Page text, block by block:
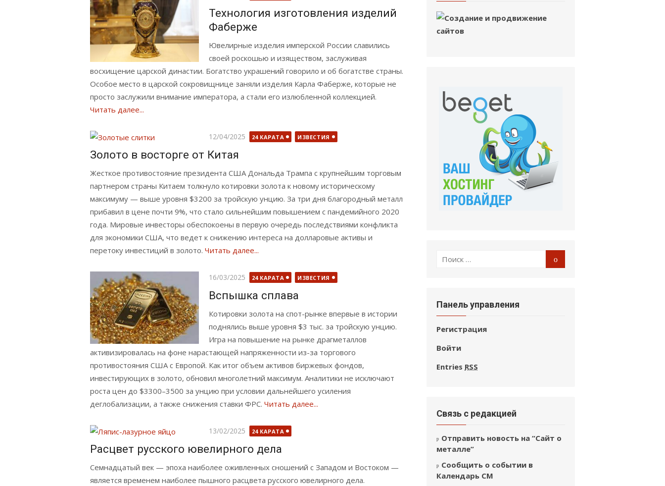
Технология изготовления изделий
Фаберже
Ювелирные изделия имперской России славились
своей роскошью и изяществом, заслуживая
восхищение царской династии. Богатство украшений говорило и об богатстве страны.
Особое место в царской сокровищнице заняли изделия Карла Фаберже, которые не
просто заслужили внимание императора, а стали его излюбленной коллекцией.
Читать далее...
Опубликовано
12/04/2025 24 КАРАТА ИЗВЕСТИЯ
Золото в восторге от Китая
Жесткое противостояние президента США Дональда Трампа с крупнейшим торговым
партнером страны Китаем толкнуло котировки золота к новому историческому
максимуму — выше уровня $3200 за тройскую унцию. За три дня благородный металл
прибавил в цене почти 9%, что стало сильнейшим повышением с пандемийного 2020
года. Мировые инвесторы обеспокоены в первую очередь последствиями конфликта
для экономики США, что ведет к снижению интереса на долларовые активы и
перетоку инвестиций в золото. Читать далее...
Опубликовано
16/03/2025 24 КАРАТА ИЗВЕСТИЯ
Вспышка сплава
Котировки золота на спот-рынке впервые в истории
поднялись выше уровня $3 тыс. за тройскую унцию.
Игра на повышение на рынке драгметаллов
активизировалась на фоне нарастающей напряженности из-за торгового
противостояния США с Европой. Как итог объем активов биржевых фондов,
инвестирующих в золото, обновил многолетний максимум. Аналитики не исключают
роста цен до $3300–3500 за унцию при условии дальнейшего усиления
деглобализации, а также снижения ставки ФРС. Читать далее...
Опубликовано
13/02/2025 24 КАРАТА
Расцвет русского ювелирного дела
Семнадцатый век — эпоха наиболее оживленных сношений с Западом и Востоком —
является временем наиболее пышного расцвета русского ювелирного дела.
Поиск
Поиск
Панель управления
Регистрация
Войти
Entries RSS
Связь с редакцией
Отправить новость на “Сайт о
металле”
Сообщить о событии в
Календарь СМ